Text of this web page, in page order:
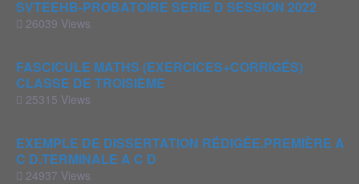
SVTEEHB-PROBATOIRE SERIE D SESSION 2022
26039 Views
FASCICULE MATHS (EXERCICES+CORRIGÉS)
CLASSE DE TROISIÈME
25315 Views
EXEMPLE DE DISSERTATION RÉDIGÉE.PREMIÈRE A
C D.TERMINALE A C D
24937 Views